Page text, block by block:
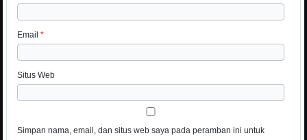
Email*
Situs Web
Simpan nama, email, dan situs web saya pada peramban ini untuk